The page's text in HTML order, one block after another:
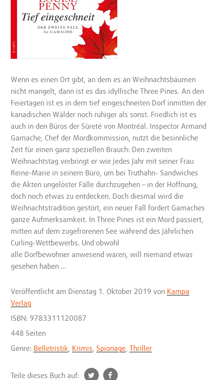
Wenn es einen Ort gibt, an dem es an Weihnachtsbäumen
nicht mangelt, dann ist es das idyllische Three Pines. An den
Feiertagen ist es in dem tief eingeschneiten Dorf inmitten der
kanadischen Wälder noch ruhiger als sonst. Friedlich ist es
auch in den Büros der Sûreté von Montréal. Inspector Armand
Gamache, Chef der Mordkommission, nutzt die besinnliche
Zeit für einen ganz speziellen Brauch: Den zweiten
Weihnachtstag verbringt er wie jedes Jahr mit seiner Frau
Reine-Marie in seinem Büro, um bei Truthahn- Sandwiches
die Akten ungelöster Fälle durchzugehen – in der Hoffnung,
doch noch etwas zu entdecken. Doch diesmal wird die
Weihnachtstradition gestört, ein neuer Fall fordert Gamaches
ganze Aufmerksamkeit. In Three Pines ist ein Mord passiert,
mitten auf dem zugefrorenen See während des jährlichen
Curling-Wettbewerbs. Und obwohl
alle Dorfbewohner anwesend waren, will niemand etwas
gesehen haben …
Veröffentlicht am Dienstag 1. Oktober 2019 von Kampa
Verlag
ISBN: 9783311120087
448 Seiten
Genre: Belletristik Krimis Spionage ,Thriller
Teile dieses Buch auf:
t